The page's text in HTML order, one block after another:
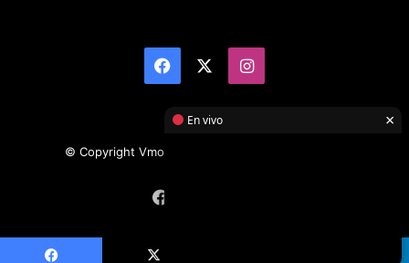
Facebook Instagram
© Copyright Vmotor TI 2026, All Rights Reserved
En vivo ×